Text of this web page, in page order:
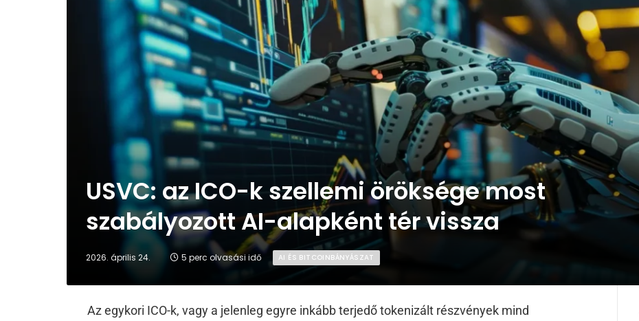
USVC: az ICO-k szellemi öröksége most
szabályozott AI-alapként tér vissza
2026. április 24. 5 perc olvasási idő AI ÉS BITCOINBÁNYÁSZAT
Az egykori ICO-k, vagy a jelenleg egyre inkább terjedő tokenizált részvények mind